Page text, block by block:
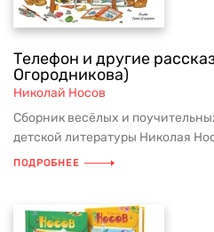
Телефон и другие
Огородникова)
Николай Носов
Сборник весёлых и
детской литературы Николая
ПОДРОБНЕЕ